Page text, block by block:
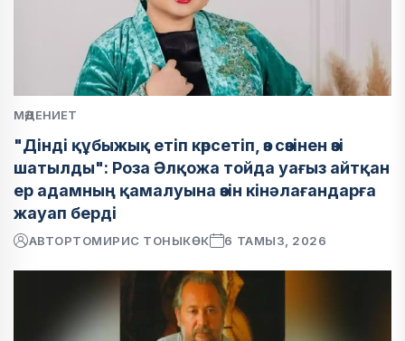
МӘДЕНИЕТ
"Дінді құбыжық етіп көрсетіп, өз сөзінен өзі
шатылды": Роза Әлқожа тойда уағыз айтқан
ер адамның қамалуына өзін кінәлағандарға
жауап берді
АВТОРТОМИРИС ТОНЫКӨК 6 ТАМЫЗ, 2026